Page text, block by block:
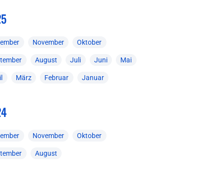
November Oktober
August Juli Juni Mai
März Februar Januar
November Oktober
August